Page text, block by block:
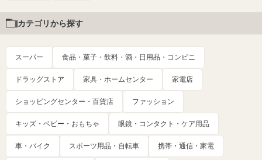
カテゴリから探す
スーパー 食品・菓子・飲料・酒・日用品・コンビニ
ドラッグストア 家具・ホームセンター 家電店
ショッピングセンター・百貨店 ファッション
キッズ・ベビー・おもちゃ 眼鏡・コンタクト・ケア用品
車・バイク スポーツ用品・自転車 携帯・通信・家電